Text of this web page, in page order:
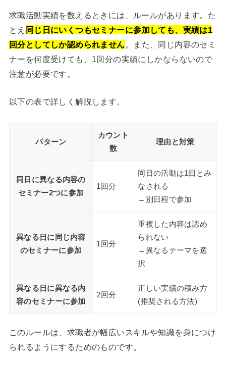
求職活動実績を数えるときには、ルールがあります。た
とえ 同じ日にいくつもセミナーに参加しても、実績は1
回分としてしか認められません。また、同じ内容のセミ
ナーを何度受けても、1回分の実績にしかならないので
注意が必要です。
以下の表で詳しく解説します。
パターン
カウント
数
理由と対策
同日に異なる内容の
セミナー2つに参加
1回分
同日の活動は1回とみ
なされる
→別日程で参加
異なる日に同じ内容
のセミナーに参加
1回分
重複した内容は認め
られない
→異なるテーマを選
択
異なる日に異なる内
容のセミナーに参加
2回分
正しい実績の積み方
(推奨される方法)
このルールは、求職者が幅広いスキルや知識を身につけ
られるようにするためのものです。